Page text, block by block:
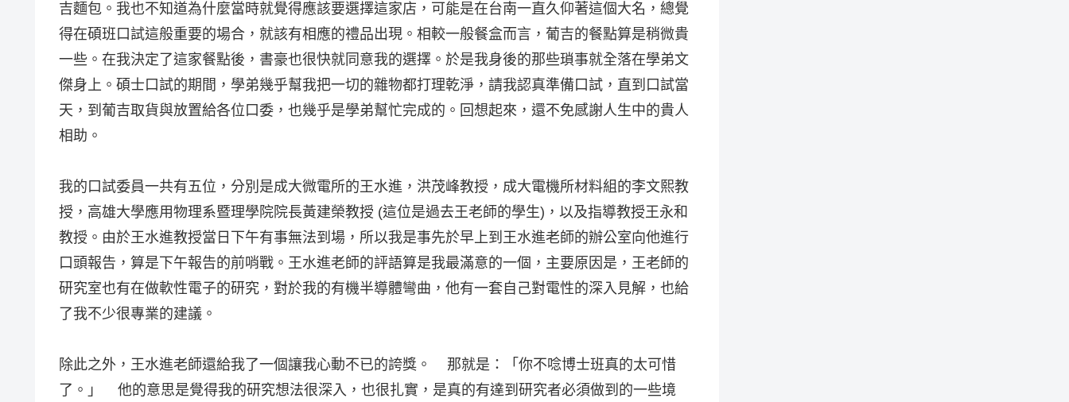
吉麵包。我也不知道為什麼當時就覺得應該要選擇這家店，可能是在台南一直久仰著這個大名，總覺
得在碩班口試這般重要的場合，就該有相應的禮品出現。相較一般餐盒而言，葡吉的餐點算是稍微貴
一些。在我決定了這家餐點後，書豪也很快就同意我的選擇。於是我身後的那些瑣事就全落在學弟文
傑身上。碩士口試的期間，學弟幾乎幫我把一切的雜物都打理乾淨，請我認真準備口試，直到口試當
天，到葡吉取貨與放置給各位口委，也幾乎是學弟幫忙完成的。回想起來，還不免感謝人生中的貴人
相助。
我的口試委員一共有五位，分別是成大微電所的王水進，洪茂峰教授，成大電機所材料組的李文熙教
授，高雄大學應用物理系暨理學院院長黃建榮教授 (這位是過去王老師的學生)，以及指導教授王永和
教授。由於王水進教授當日下午有事無法到場，所以我是事先於早上到王水進老師的辦公室向他進行
口頭報告，算是下午報告的前哨戰。王水進老師的評語算是我最滿意的一個，主要原因是，王老師的
研究室也有在做軟性電子的研究，對於我的有機半導體彎曲，他有一套自己對電性的深入見解，也給
了我不少很專業的建議。
除此之外，王水進老師還給我了一個讓我心動不已的誇獎。 那就是：「你不唸博士班真的太可惜
了。」 他的意思是覺得我的研究想法很深入，也很扎實，是真的有達到研究者必須做到的一些境